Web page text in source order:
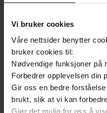
Vi bruker cookies
Våre nettsider benytter
bruker cookies til:
Nødvendige funksjoner på
Forbedrer opplevelsen din
Gir oss en bedre
brukt, slik at vi kan
Gjør det mulig for oss å